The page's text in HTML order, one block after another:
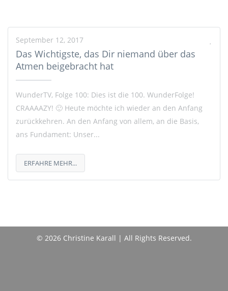
September 12, 2017
Das Wichtigste, das Dir niemand über das
Atmen beigebracht hat
WunderTV, Folge 100: Dies ist die 100. WunderFolge!
CRAAAAZY! 🙂 Heute möchte ich wieder an den Anfang
zurückkehren. An den Anfang von allem, an die Basis,
ans Fundament: Unser...
ERFAHRE MEHR...
© 2026 Christine Karall | All Rights Reserved.